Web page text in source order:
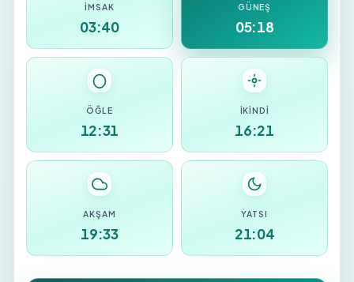
İMSAK
03:40
GÜNEŞ
05:18
ÖĞLE
12:31
İKINDI
16:21
AKŞAM
19:33
YATSI
21:04